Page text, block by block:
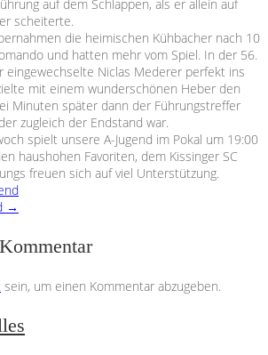
auf dem Schlappen, als er allein auf
scheiterte.
die heimischen Kühbacher nach 10
und hatten mehr vom Spiel. In der 56.
eingewechselte Niclas Mederer perfekt ins
mit einem wunderschönen Heber den
Minuten später dann der Führungstreffer
zugleich der Endstand war.
spielt unsere A-Jugend im Pokal um 19:00
haushohen Favoriten, dem Kissinger SC
freuen sich auf viel Unterstützung.
→
sein, um einen Kommentar abzugeben.